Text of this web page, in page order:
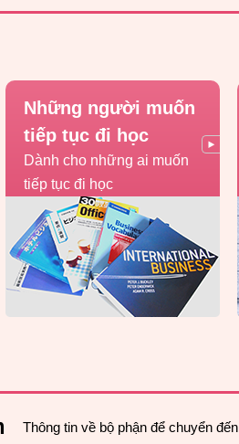
Những người muốn
tiếp tục đi học
Dành cho những ai muốn
tiếp tục đi học
Thông tin về bộ phận để chuyển đến